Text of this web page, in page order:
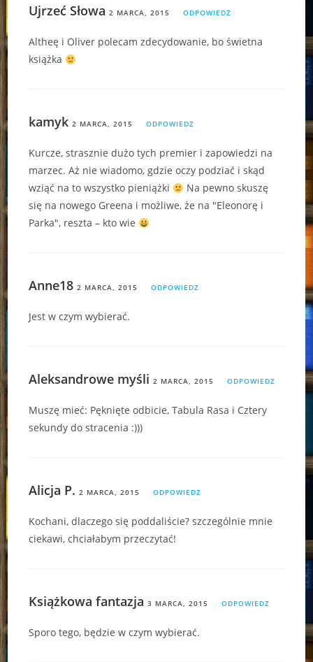
Ujrzeć Słowa 2 MARCA, 2015 ODPOWIEDZ
Altheę i Oliver polecam zdecydowanie, bo świetna
książka
kamyk 2 MARCA, 2015 ODPOWIEDZ
Kurcze, strasznie dużo tych premier i zapowiedzi na
marzec. Aż nie wiadomo, gdzie oczy podziać i skąd
wziąć na to wszystko pieniążki
Na pewno skuszę
się na nowego Greena i możliwe, że na "Eleonorę i
Parka", reszta – kto wie
Anne18 2 MARCA, 2015 ODPOWIEDZ
Jest w czym wybierać.
Aleksandrowe myśli 2 MARCA, 2015 ODPOWIEDZ
Muszę mieć: Pęknięte odbicie, Tabula Rasa i Cztery
sekundy do stracenia :)))
Alicja P. 2 MARCA, 2015 ODPOWIEDZ
Kochani, dlaczego się poddaliście? szczególnie mnie
ciekawi, chciałabym przeczytać!
Książkowa fantazja 3 MARCA, 2015 ODPOWIEDZ
Sporo tego, będzie w czym wybierać.